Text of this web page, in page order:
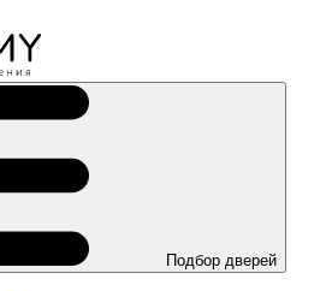
Подбор дверей